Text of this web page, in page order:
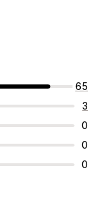
65
3
0
0
0